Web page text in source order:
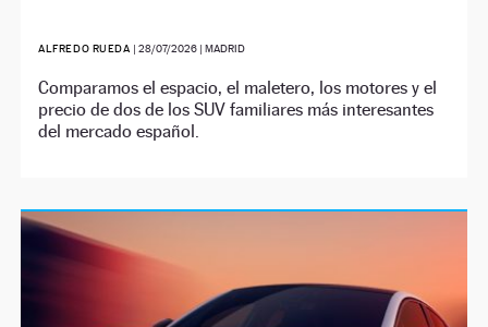
ALFREDO RUEDA |28/07/2026 | MADRID
Comparamos el espacio, el maletero, los motores y el
precio de dos de los SUV familiares más interesantes
del mercado español.